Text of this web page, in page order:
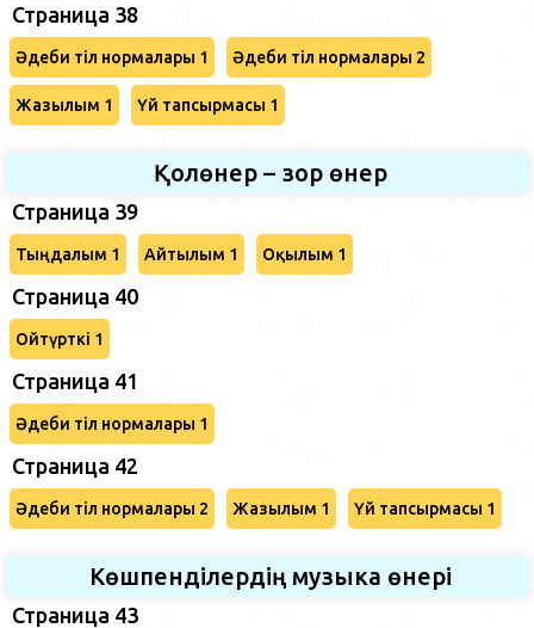
Страница 38
Әдеби тіл нормалары 1 Әдеби тіл нормалары 2
Жазылым 1 Үй тапсырмасы 1
Қолөнер – зор өнер
Страница 39
Тыңдалым 1 Айтылым 1 Оқылым 1
Страница 40
Ойтүрткі 1
Страница 41
Әдеби тіл нормалары 1
Страница 42
Әдеби тіл нормалары 2 Жазылым 1 Үй тапсырмасы 1
Көшпенділердің музыка өнері
Страница 43